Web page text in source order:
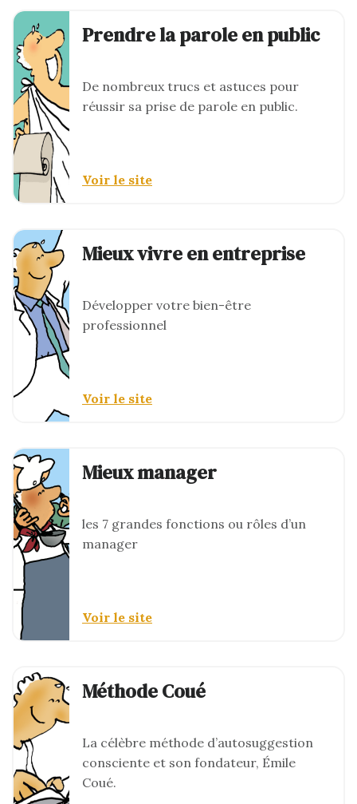
Prendre la parole en public
De nombreux trucs et astuces pour
réussir sa prise de parole en public.
Voir le site
Mieux vivre en entreprise
Développer votre bien-être
professionnel
Voir le site
Mieux manager
les 7 grandes fonctions ou rôles d’un
manager
Voir le site
Méthode Coué
La célèbre méthode d’autosuggestion
consciente et son fondateur, Émile
Coué.